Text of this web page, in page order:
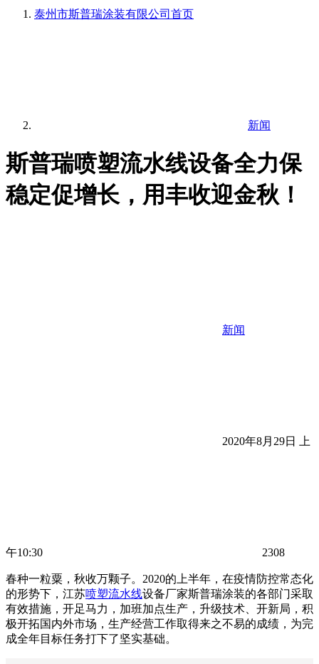
泰州市斯普瑞涂装有限公司 首页
新闻
斯普瑞喷塑流水线设备全力保
稳定促增长，用丰收迎金秋！
新闻
2020年8月29日 上
午10:30 2308
春种一粒粟，秋收万颗子。2020的上半年，在疫情防控常态化
的形势下，江苏喷塑流水线设备厂家斯普瑞涂装的各部门采取
有效措施，开足马力，加班加点生产，升级技术、开新局，积
极开拓国内外市场，生产经营工作取得来之不易的成绩，为完
成全年目标任务打下了坚实基础。